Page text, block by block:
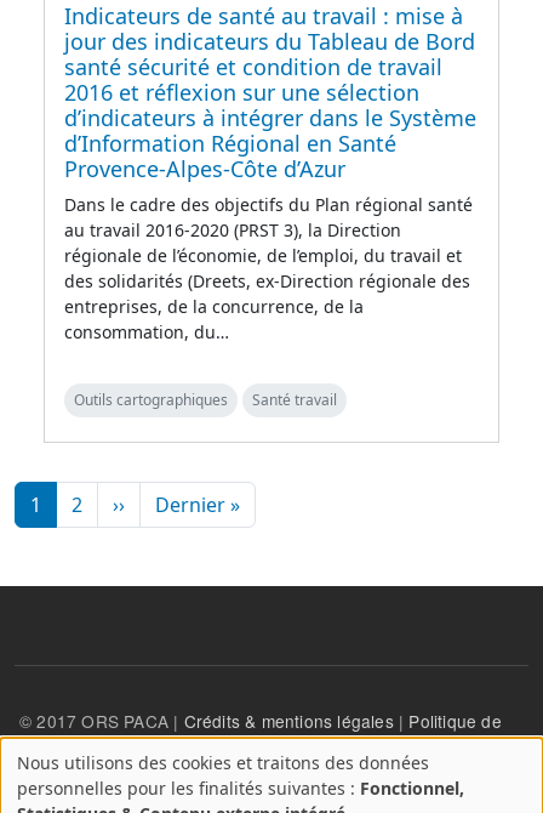
Indicateurs de santé au travail : mise à
jour des indicateurs du Tableau de Bord
santé sécurité et condition de travail
2016 et réflexion sur une sélection
d’indicateurs à intégrer dans le Système
d’Information Régional en Santé
Provence-Alpes-Côte d’Azur
Dans le cadre des objectifs du Plan régional santé
au travail 2016-2020 (PRST 3), la Direction
régionale de l’économie, de l’emploi, du travail et
des solidarités (Dreets, ex-Direction régionale des
entreprises, de la concurrence, de la
consommation, du…
Outils cartographiques Santé travail
Pagination
1 2 ››Page suivante
Dernier »Dernière page
© 2017 ORS PACA | Crédits & mentions légales| Politique de
confidentialité
A
Nous utilisons des cookies et traitons des données
personnelles pour les finalités suivantes : Fonctionnel,